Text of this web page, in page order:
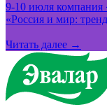
9-10 июля компания
«Россия и мир:
Читать далее →